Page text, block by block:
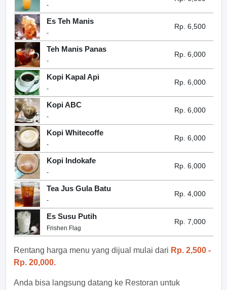
-
Es Teh Manis
-
Rp. 6,500
Teh Manis Panas
-
Rp. 6,000
Kopi Kapal Api
-
Rp. 6,000
Kopi ABC
-
Rp. 6,000
Kopi Whitecoffe
-
Rp. 6,000
Kopi Indokafe
-
Rp. 6,000
Tea Jus Gula Batu
-
Rp. 4,000
Es Susu Putih
Frishen Flag
Rp. 7,000
Rentang harga menu yang dijual mulai dari Rp. 2,500 -
Rp. 20,000.
Anda bisa langsung datang ke Restoran untuk